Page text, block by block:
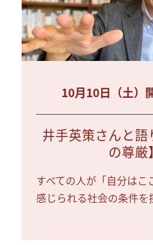
10月10日（土）
井手英策さんと語
の尊厳】
すべての人が「自分はこ
感じられる社会の条件を